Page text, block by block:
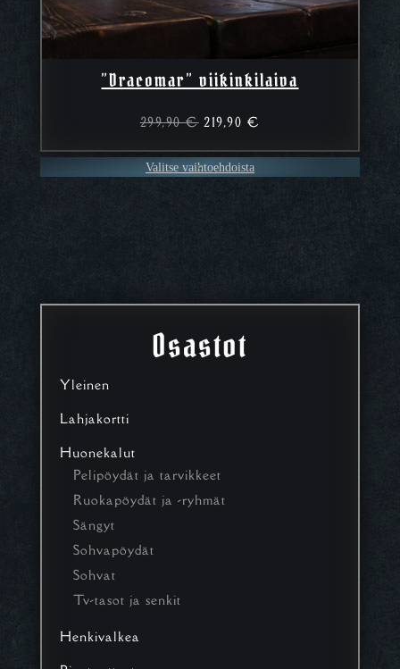
Osastot
Yleinen
Lahjakortti
Huonekalut
Pelipöydät ja tarvikkeet
Ruokapöydät ja -ryhmät
Sängyt
Sohvapöydät
Sohvat
Tv-tasot ja senkit
Henkivalkea
”Dracomar” viikinkilaiva
299,90€ Alkuperäinen
oli:
299,90 €.
219,90 €
on:
219,90 €.
Valitse vaihtoehdoista